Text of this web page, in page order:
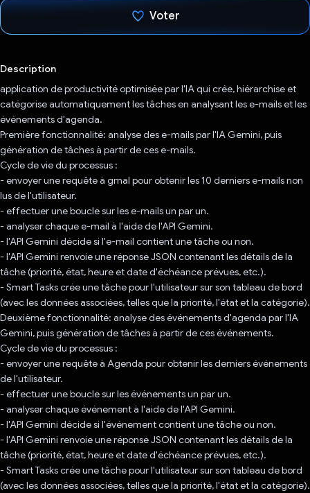
Voter
Description
application de productivité optimisée par l'IA qui crée, hiérarchise et
catégorise automatiquement les tâches en analysant les e-mails et les
événements d'agenda.
Première fonctionnalité: analyse des e-mails par l'IA Gemini, puis
génération de tâches à partir de ces e-mails.
Cycle de vie du processus :
- envoyer une requête à gmal pour obtenir les 10 derniers e-mails non
lus de l'utilisateur.
- effectuer une boucle sur les e-mails un par un.
- analyser chaque e-mail à l'aide de l'API Gemini.
- l'API Gemini décide si l'e-mail contient une tâche ou non.
- l'API Gemini renvoie une réponse JSON contenant les détails de la
tâche (priorité, état, heure et date d'échéance prévues, etc.).
- Smart Tasks crée une tâche pour l'utilisateur sur son tableau de bord
(avec les données associées, telles que la priorité, l'état et la catégorie).
Deuxième fonctionnalité: analyse des événements d'agenda par l'IA
Gemini, puis génération de tâches à partir de ces événements.
Cycle de vie du processus :
- envoyer une requête à Agenda pour obtenir les derniers événements
de l'utilisateur.
- effectuer une boucle sur les événements un par un.
- analyser chaque événement à l'aide de l'API Gemini.
- l'API Gemini décide si l'événement contient une tâche ou non.
- l'API Gemini renvoie une réponse JSON contenant les détails de la
tâche (priorité, état, heure et date d'échéance prévues, etc.).
- Smart Tasks crée une tâche pour l'utilisateur sur son tableau de bord
(avec les données associées, telles que la priorité, l'état et la catégorie).